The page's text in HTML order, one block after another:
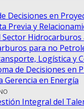
Decisiones en
Previa y
para no
Logística y
de Decisiones en
Gerencia en Energía
Integral del